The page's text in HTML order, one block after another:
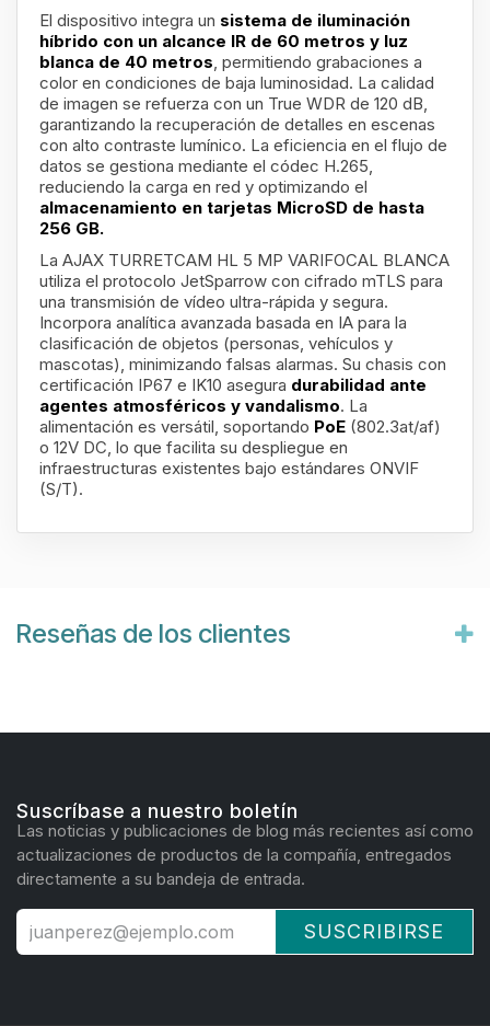
El dispositivo integra un sistema de iluminación
híbrido con un alcance IR de 60 metros y luz
blanca de 40 metros, permitiendo grabaciones a
color en condiciones de baja luminosidad. La calidad
de imagen se refuerza con un True WDR de 120 dB,
garantizando la recuperación de detalles en escenas
con alto contraste lumínico. La eficiencia en el flujo de
datos se gestiona mediante el códec H.265,
reduciendo la carga en red y optimizando el
almacenamiento en tarjetas MicroSD de hasta
256 GB.
La AJAX TURRETCAM HL 5 MP VARIFOCAL BLANCA
utiliza el protocolo JetSparrow con cifrado mTLS para
una transmisión de vídeo ultra-rápida y segura.
Incorpora analítica avanzada basada en IA para la
clasificación de objetos (personas, vehículos y
mascotas), minimizando falsas alarmas. Su chasis con
certificación IP67 e IK10 asegura durabilidad ante
agentes atmosféricos y vandalismo. La
alimentación es versátil, soportando PoE (802.3at/af)
o 12V DC, lo que facilita su despliegue en
infraestructuras existentes bajo estándares ONVIF
(S/T).
Reseñas de los clientes
Suscríbase a nuestro boletín
Las noticias y publicaciones de blog más recientes así como
actualizaciones de productos de la compañía, entregados
directamente a su bandeja de entrada.
SUSCRIBIRSE